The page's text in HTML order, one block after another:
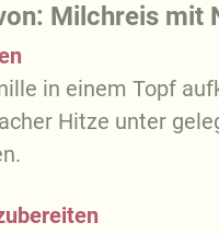
Milchreis mit
in einem Topf
Hitze unter